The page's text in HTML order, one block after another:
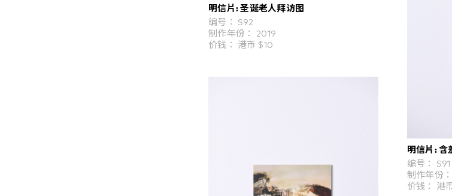
明信片: 圣诞老人拜访图
编号： S92
制作年份： 2019
价钱： 港币 $10
明信片: 含
编号： S91
制作年份
价钱： 港